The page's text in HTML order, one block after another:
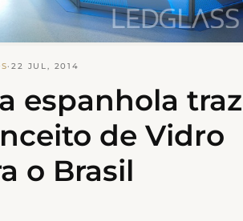
·22 JUL, 2014
espanhola traz
de Vidro
o Brasil